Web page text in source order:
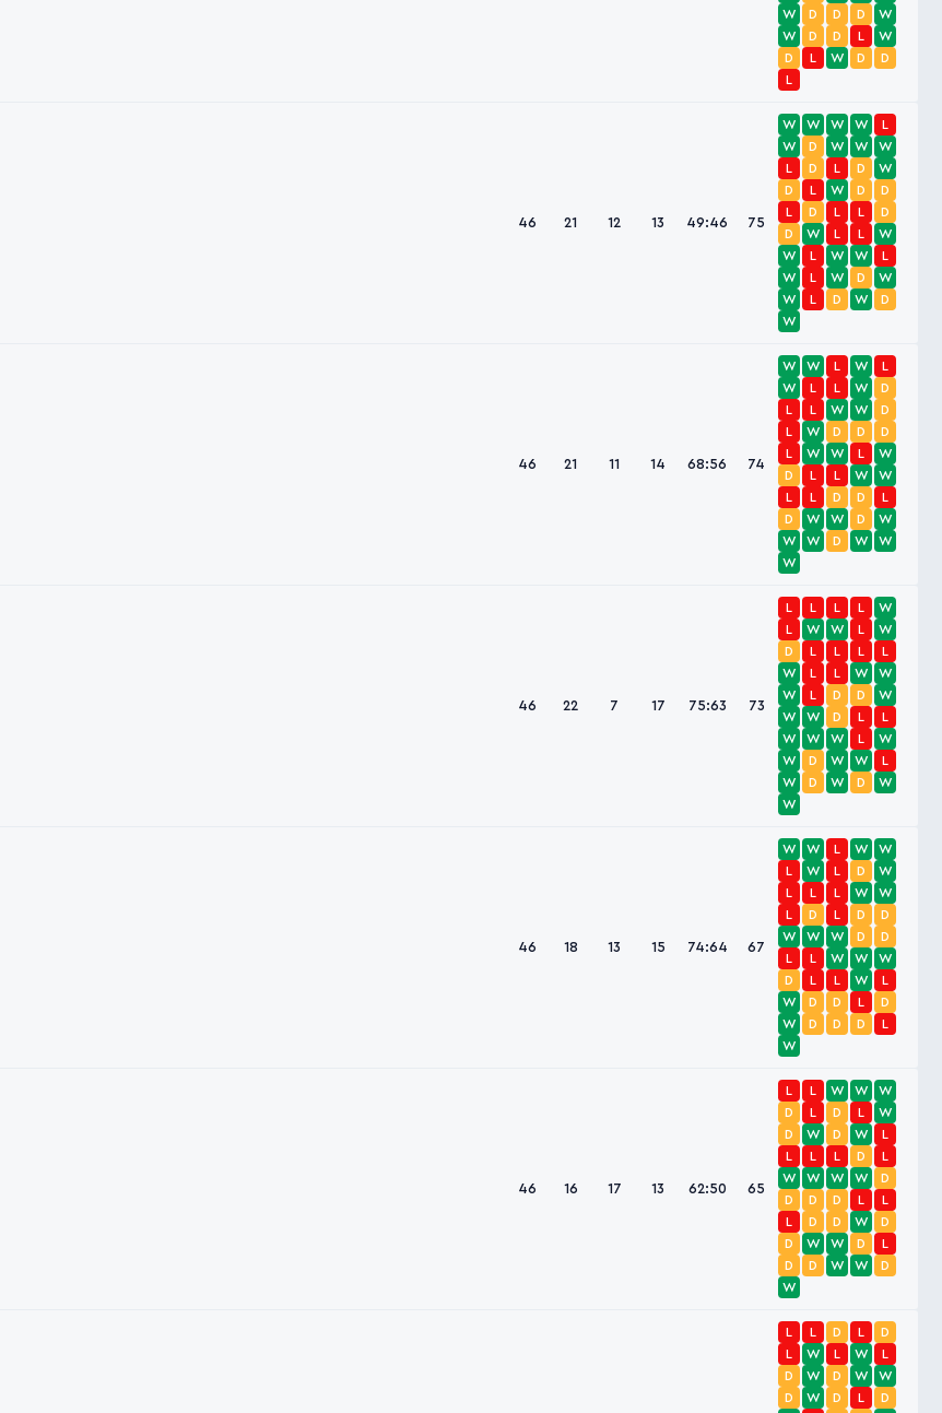
W
D D D
W
W
D D L
W
D
L W D
D
L
46 21 12 13 49:46 75
W W W W
L
W
D W W
W
L
D L D
W
D
L W D
D
L
D L L
D
D
W L L
W
W
L W W
L
W
L W D
W
W
L D W
D
W
46 21 11 14 68:56 74
W W L W
L
W
L L W
D
L
L W W
D
L
W D D
D
L
W W L
W
D
L L W
W
L
L D D
L
D
W W D
W
W
W D W
W
W
46 22 7 17 75:63 73
L L L L
W
L
W W L
W
D
L L L
L
W
L L W
W
W
L D D
W
W
W D L
L
W
W W L
W
W
D W W
L
W
D W D
W
W
46 18 13 15 74:64 67
W W L W
W
L
W L D
W
L
L L W
W
L
D L D
D
W
W W D
D
L
L W W
W
D
L L W
L
W
D D L
D
W
D D D
L
W
46 16 17 13 62:50 65
L L W W
W
D
L D L
W
D
W D W
L
L
L L D
L
W
W W W
D
D
D D L
L
L
D D W
D
D
W W D
L
D
D W W
D
W
L L D L
D
L
W L W
L
D
W D W
W
D
W D L
D